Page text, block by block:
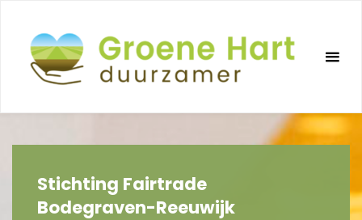
inhoud
Stichting Fairtrade
Bodegraven-Reeuwijk